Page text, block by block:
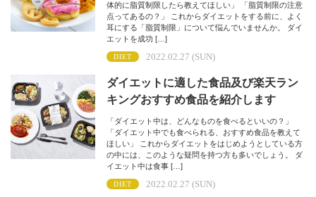
体的に脂質制限したら教えてほしい」 「脂質制限の注意
点ってあるの？」 これからダイエットをする前に、よく
耳にする「脂質制限」について悩んでいませんか。 ダイ
エットを成功 […]
DIET 2022.02.27 (SUN)
ダイエットに適した食品及び楽天ラン
キングおすすめ食品を紹介します
「ダイエット中は、どんなものを食べるといいの？」
「ダイエット中でも食べられる、おすすめ食品を教えて
ほしい」 これからダイエットをはじめようとしている方
の中には、このような疑問を持つ方も多いでしょう。 ダ
イエット中は食事 […]
DIET 2022.02.27 (SUN)